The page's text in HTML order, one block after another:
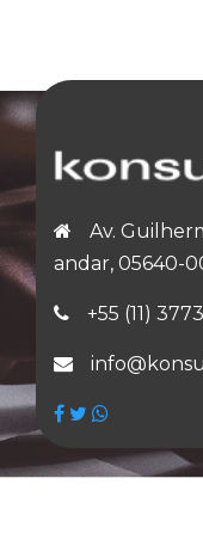
Av.
andar, 05640-
+55 (11)